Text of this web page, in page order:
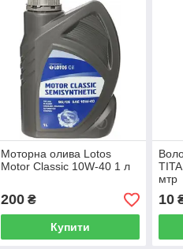
Моторна олива Lotos
Motor Classic 10W-40 1 л
200₴
Купити
мтр
10